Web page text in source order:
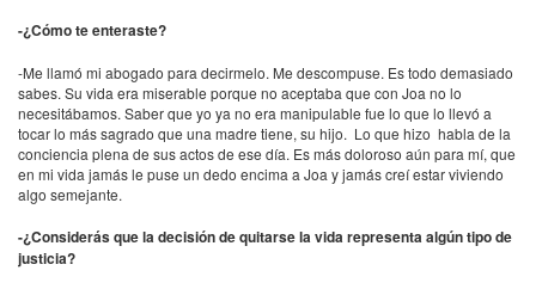
-¿Cómo te enteraste?
-Me llamó mi abogado para decirmelo. Me descompuse. Es todo demasiado
sabes. Su vida era miserable porque no aceptaba que con Joa no lo
necesitábamos. Saber que yo ya no era manipulable fue lo que lo llevó a
tocar lo más sagrado que una madre tiene, su hijo. Lo que hizo habla de la
conciencia plena de sus actos de ese día. Es más doloroso aún para mí, que
en mi vida jamás le puse un dedo encima a Joa y jamás creí estar viviendo
algo semejante.
-¿Considerás que la decisión de quitarse la vida representa algún tipo de
justicia?